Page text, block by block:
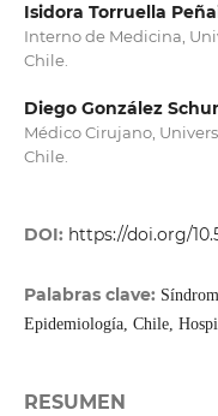
Isidora Torruella
Interno de Medicina,
Chile.
Diego González
Médico Cirujano,
Chile.
DOI: https://doi.org/
Palabras clave:
Epidemiología, Chile,
RESUMEN